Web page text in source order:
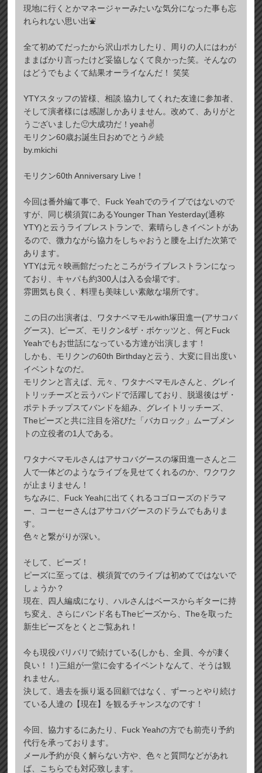
現地に行くとかマネージャーみたいな気分になった事も忘
れられない思い出⛲️
全て初めてだったから沢山ポカしたり、周りの人にはわが
ままばかり言ったけど妥協しなくて良かった笑。そんなの
はどうでもよくて結果オーライなんだ！ 笑笑
YTYスタッフの皆様、相談.協力してくれた友達に参加者、
そして演者様には感謝しかありません。改めて、ありがと
うございました🙂大成功だ！yeah✌️
モリクン60歳お誕生日おめでとう🎉続
by.mkichi
モリクン60th Anniversary Live！
今回は番外編て事で、Fuck Yeahでのライブではないので
すが、同じ横須賀にあるYounger Than Yesterday(通称
YTY)と云うライブレストランで、素晴らしきイベントがあ
るので、微力ながら協力をしちゃおうと腰を上げた次第で
あります。
YTYは元々映画館だったところがライブレストランになっ
ており、キャパも約300人は入る会場です。
雰囲気も良く、料理も美味しい素敵な場所です。
この日の出演者は、ワタナベマモルwith塚田進一(アサコバ
グース)、ピーズ、モリクン&ザ・ボケッツと、何とFuck
Yeahでもお世話になっている方達が出演します！
しかも、モリクンの60th Birthdayと云う、大変に目出度い
イベントなのだ。
モリクンと言えば、元々、ワタナベマモルさんと、グレイ
トリッチーズと云うバンドで活躍しており、脱退後はザ・
ポテトチップスてバンドを組み、グレイトリッチーズ、
Theピーズと共に注目を浴びた「バカロック」ムーブメン
トの立役者の1人である。
ワタナベマモルさんはアサコバグースの塚田進一さんと二
人で一体どのようなライブを見せてくれるのか、ワクワク
が止まりません！
ちなみに、Fuck Yeahに出てくれるコゴローズのドラマ
ー、コーセーさんはアサコバグースのドラムでもありま
す。
色々と繋がりが深い。
そして、ピーズ！
ピーズに至っては、横須賀でのライブは初めてではないで
しょうか？
現在、四人編成になり、ハルさんはベースからギターに持
ち変え、さらにバンド名もTheピーズから、Theを取った
新生ピーズをとくとご覧あれ！
今も現役バリバリで続けている(しかも、全員、今が凄く
良い！！)三組が一堂に会するイベントなんて、そうは観
れません。
決して、過去を振り返る回顧ではなく、ずーっとやり続け
ている人達の【現在】を観るチャンスなのです！
今回、協力するにあたり、Fuck Yeahの方でも前売り予約
代行を承っております。
メール予約が良く解らない方や、色々と質問などがあれ
ば、こちらでも対応致します。